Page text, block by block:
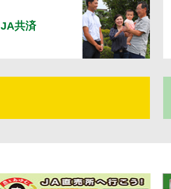
JA共済